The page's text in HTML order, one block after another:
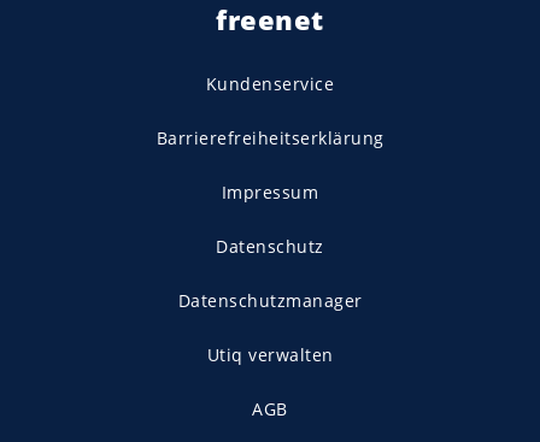
freenet
Kundenservice
Barrierefreiheitserklärung
Impressum
Datenschutz
Datenschutzmanager
Utiq verwalten
AGB